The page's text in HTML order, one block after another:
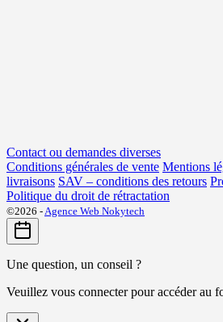
Contact ou demandes diverses
Conditions générales de vente Mentions
livraisons SAV – conditions des retours
Politique du droit de rétractation
©2026 -Agence Web Nokytech
Une question, un conseil ?
Veuillez vous connecter pour accéder au